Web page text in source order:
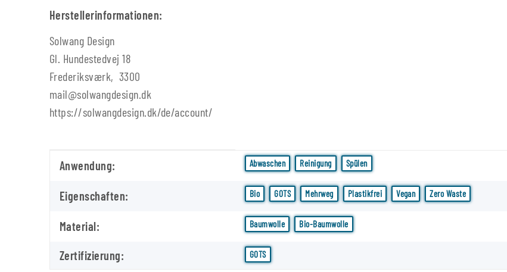
Herstellerinformationen:
Solwang Design
Gl. Hundestedvej 18
Frederiksværk, 3300
mail@solwangdesign.dk
https://solwangdesign.dk/de/account/
Produkteigenschaft
Wert
Anwendung: Abwaschen Reinigung Spülen
Eigenschaften: Bio GOTS Mehrweg Plastikfrei Vegan Zero Waste
Material: Baumwolle Bio-Baumwolle
Zertifizierung: GOTS